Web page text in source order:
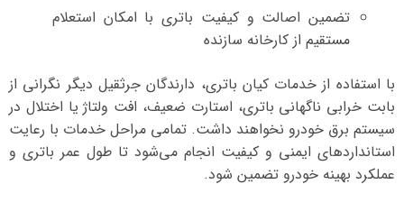
تضمین اصالت و کیفیت باتری با امکان استعلام
مستقیم از کارخانه سازنده
با استفاده از خدمات کیان باتری، دارندگان جرثقیل دیگر نگرانی از
بابت خرابی ناگهانی باتری، استارت ضعیف، افت ولتاژ یا اختلال در
سیستم برق خودرو نخواهند داشت. تمامی مراحل خدمات با رعایت
استانداردهای ایمنی و کیفیت انجام می‌شود تا طول عمر باتری و
عملکرد بهینه خودرو تضمین شود.